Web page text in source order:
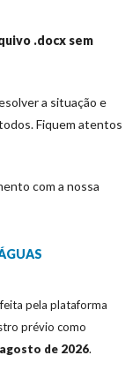
.docx sem
a situação e
Fiquem atentos
com a nossa
pela plataforma
prévio como
de 2026.